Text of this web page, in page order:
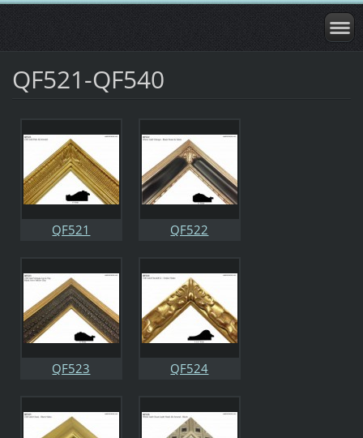
QF521-QF540
QF521 QF522
QF523 QF524